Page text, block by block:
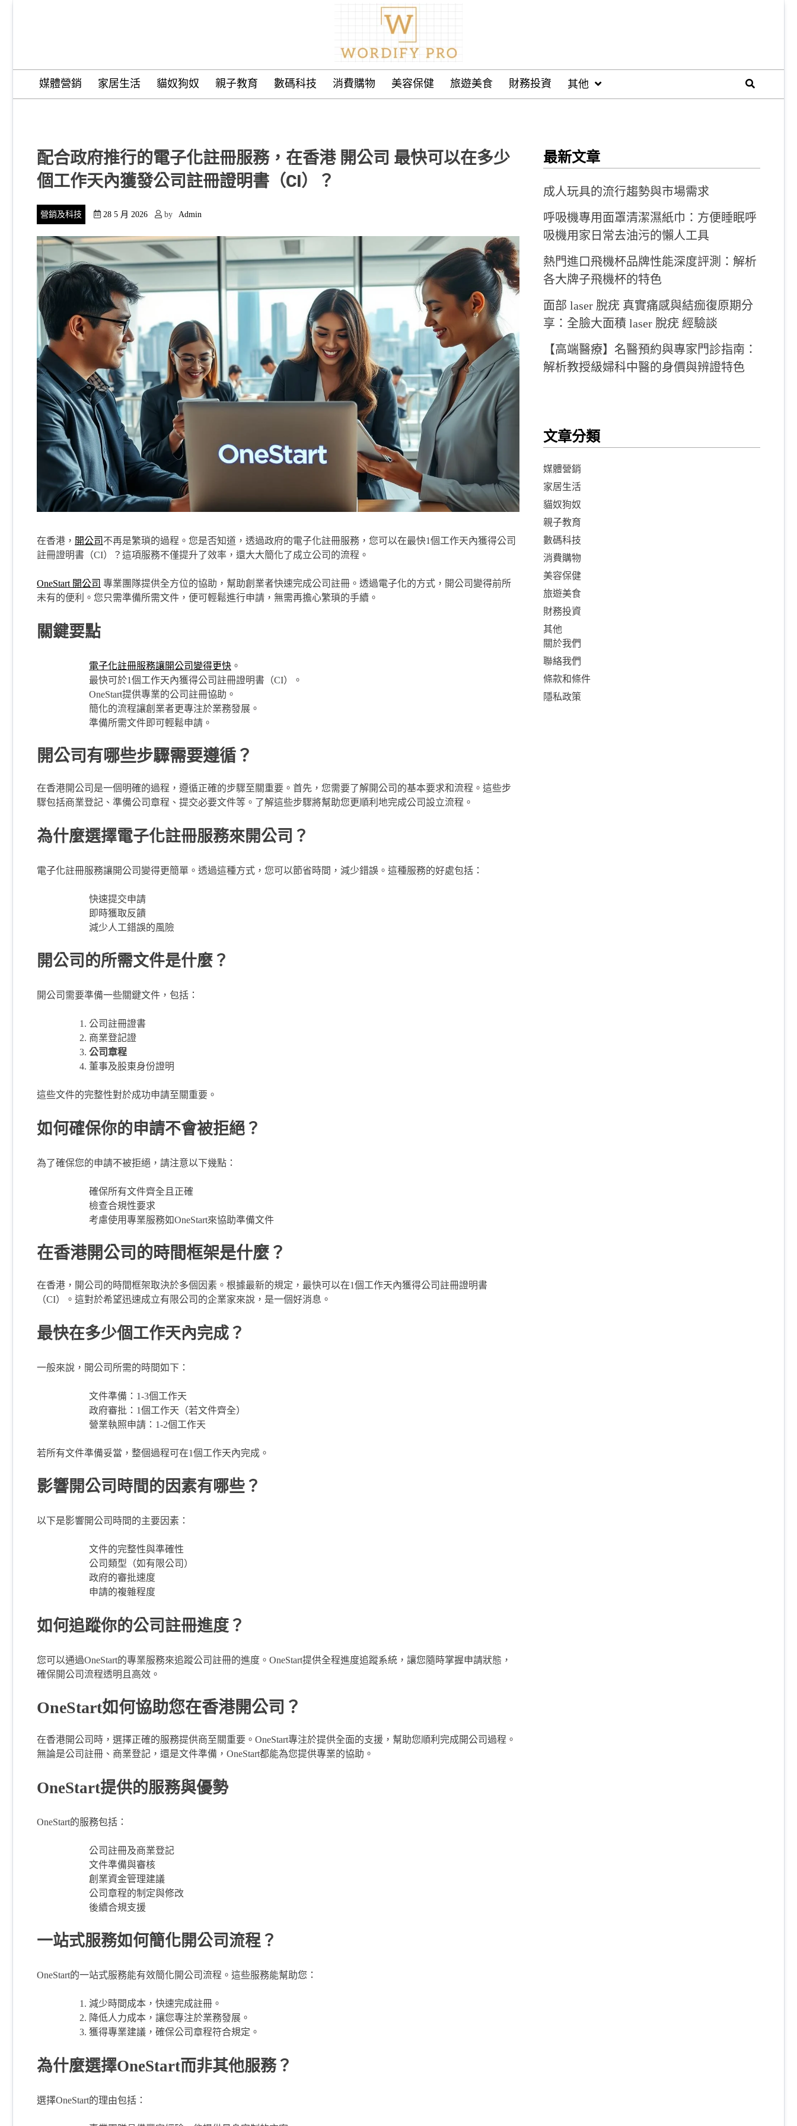
Wordify Pro
媒體營銷 家居生活 貓奴狗奴 親子教育 數碼科技 消費購物 美容保健 旅遊美食 財務投資 其他
配合政府推行的電子化註冊服務，在香港 開公司 最快可以在多少
個工作天內獲發公司註冊證明書（CI）？
營銷及科技 28 5 月 2026 by Admin
在香港， 開公司 不再是繁瑣的過程。您是否知道，透過政府的電子化註冊服務，您可以在最快1個工作天內獲得公司
註冊證明書（CI）？這項服務不僅提升了效率，還大大簡化了成立公司的流程。
OneStart 開公司 專業團隊提供全方位的協助，幫助創業者快速完成公司註冊。透過電子化的方式，開公司變得前所
未有的便利。您只需準備所需文件，便可輕鬆進行申請，無需再擔心繁瑣的手續。
關鍵要點
電子化註冊服務讓開公司變得更快 。
最快可於1個工作天內獲得公司註冊證明書（CI）。
OneStart提供專業的公司註冊協助。
簡化的流程讓創業者更專注於業務發展。
準備所需文件即可輕鬆申請。
開公司有哪些步驟需要遵循？
在香港開公司是一個明確的過程，遵循正確的步驟至關重要。首先，您需要了解開公司的基本要求和流程。這些步
驟包括商業登記、準備公司章程、提交必要文件等。了解這些步驟將幫助您更順利地完成公司設立流程。
為什麼選擇電子化註冊服務來開公司？
電子化註冊服務讓開公司變得更簡單。透過這種方式，您可以節省時間，減少錯誤。這種服務的好處包括：
快速提交申請
即時獲取反饋
減少人工錯誤的風險
開公司的所需文件是什麼？
開公司需要準備一些關鍵文件，包括：
公司註冊證書
商業登記證
公司章程
董事及股東身份證明
這些文件的完整性對於成功申請至關重要。
如何確保你的申請不會被拒絕？
為了確保您的申請不被拒絕，請注意以下幾點：
確保所有文件齊全且正確
檢查合規性要求
考慮使用專業服務如OneStart來協助準備文件
在香港開公司的時間框架是什麼？
在香港，開公司的時間框架取決於多個因素。根據最新的規定，最快可以在1個工作天內獲得公司註冊證明書
（CI）。這對於希望迅速成立有限公司的企業家來說，是一個好消息。
最快在多少個工作天內完成？
一般來說，開公司所需的時間如下：
文件準備：1-3個工作天
政府審批：1個工作天（若文件齊全）
營業執照申請：1-2個工作天
若所有文件準備妥當，整個過程可在1個工作天內完成。
影響開公司時間的因素有哪些？
以下是影響開公司時間的主要因素：
文件的完整性與準確性
公司類型（如有限公司）
政府的審批速度
申請的複雜程度
如何追蹤你的公司註冊進度？
您可以通過OneStart的專業服務來追蹤公司註冊的進度。OneStart提供全程進度追蹤系統，讓您隨時掌握申請狀態，
確保開公司流程透明且高效。
OneStart如何協助您在香港開公司？
在香港開公司時，選擇正確的服務提供商至關重要。OneStart專注於提供全面的支援，幫助您順利完成開公司過程。
無論是公司註冊、商業登記，還是文件準備，OneStart都能為您提供專業的協助。
OneStart提供的服務與優勢
OneStart的服務包括：
公司註冊及商業登記
文件準備與審核
創業資金管理建議
公司章程的制定與修改
後續合規支援
一站式服務如何簡化開公司流程？
OneStart的一站式服務能有效簡化開公司流程。這些服務能幫助您：
減少時間成本，快速完成註冊。
降低人力成本，讓您專注於業務發展。
獲得專業建議，確保公司章程符合規定。
為什麼選擇OneStart而非其他服務？
選擇OneStart的理由包括：
最新文章
成人玩具的流行趨勢與市場需求
呼吸機專用面罩清潔濕紙巾：方便睡眠呼
吸機用家日常去油污的懶人工具
熱門進口飛機杯品牌性能深度評測：解析
各大牌子飛機杯的特色
面部 laser 脫疣 真實痛感與結痂復原期分
享：全臉大面積 laser 脫疣 經驗談
【高端醫療】名醫預約與專家門診指南：
解析教授級婦科中醫的身價與辨證特色
文章分類
媒體營銷
家居生活
貓奴狗奴
親子教育
數碼科技
消費購物
美容保健
旅遊美食
財務投資
其他
關於我們
聯絡我們
條款和條件
隱私政策